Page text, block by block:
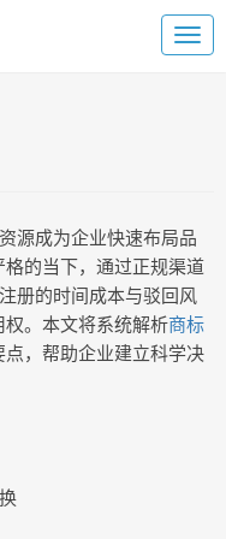
源成为企业快速布局品
的当下，通过正规渠道
册的时间成本与驳回风
。本文将系统解析商标
，帮助企业建立科学决